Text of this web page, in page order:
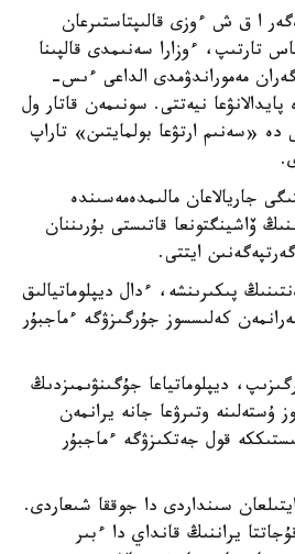
ا ق ش ءوزى قالىپتاستىرعان
تارتىپ، ءوزارا سەنىمدى قالپىنا
مەموراندۋمدى الداعى ءىس-
نيەتتى. سونىمەن قاتار ول
دە «سەنىم ارتۋعا بولمايتىن» تاراپ
جاريالاعان مالىمدەمەسىندە
ۆاشينگتونعا قاتىستى بۇرىننان
ايتتى.
پىكىرىنشە، ءدال ديپلوماتيالىق
كەلىسسوز جۇرگىزۋگە ءماجبۇر
ديپلوماتياعا جۇگىنۋىمىزدىڭ
وتىرۋعا جانە يرانمەن
قول جەتكىزۋگە ءماجبۇر
سىنداردى دا جوققا شىعاردى.
يراننىڭ قانداي دا ءبىر